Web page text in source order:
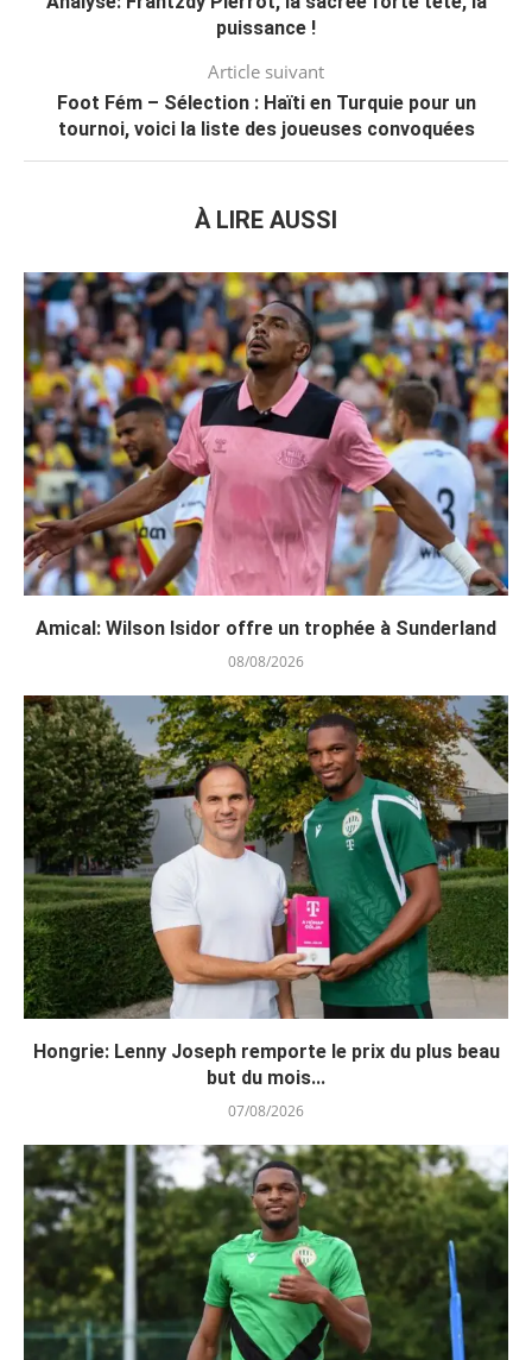
puissance !
Article suivant
Foot Fém – Sélection : Haïti en Turquie pour un
tournoi, voici la liste des joueuses convoquées
À LIRE AUSSI
Amical: Wilson Isidor offre un trophée à Sunderland
08/08/2026
Hongrie: Lenny Joseph remporte le prix du plus beau
but du mois...
07/08/2026